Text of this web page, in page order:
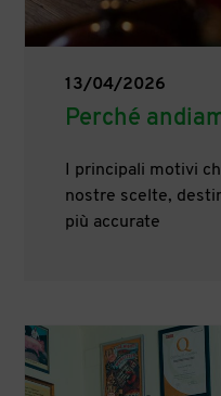
13/04/2026
Perché
I principali motivi
nostre scelte,
più accurate